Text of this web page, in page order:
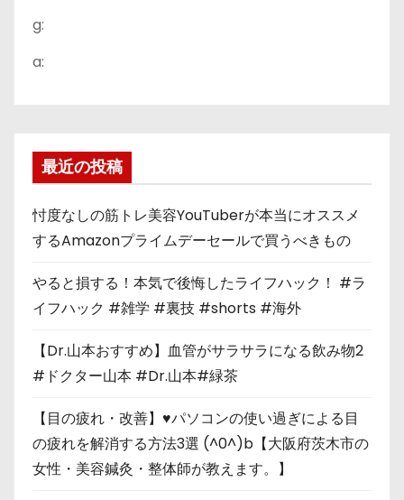
g:
a:
最近の投稿
忖度なしの筋トレ美容YouTuberが本当にオススメ
するAmazonプライムデーセールで買うべきもの
やると損する！本気で後悔したライフハック！ #ラ
イフハック #雑学 #裏技 #shorts #海外
【Dr.山本おすすめ】血管がサラサラになる飲み物2
#ドクター山本 #Dr.山本#緑茶
【目の疲れ・改善】♥パソコンの使い過ぎによる目
の疲れを解消する方法3選 (^0^)b【大阪府茨木市の
女性・美容鍼灸・整体師が教えます。】